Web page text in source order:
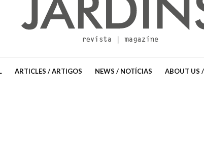
ARTICLES / ARTIGOS NEWS / NOTÍCIAS ABOUT US